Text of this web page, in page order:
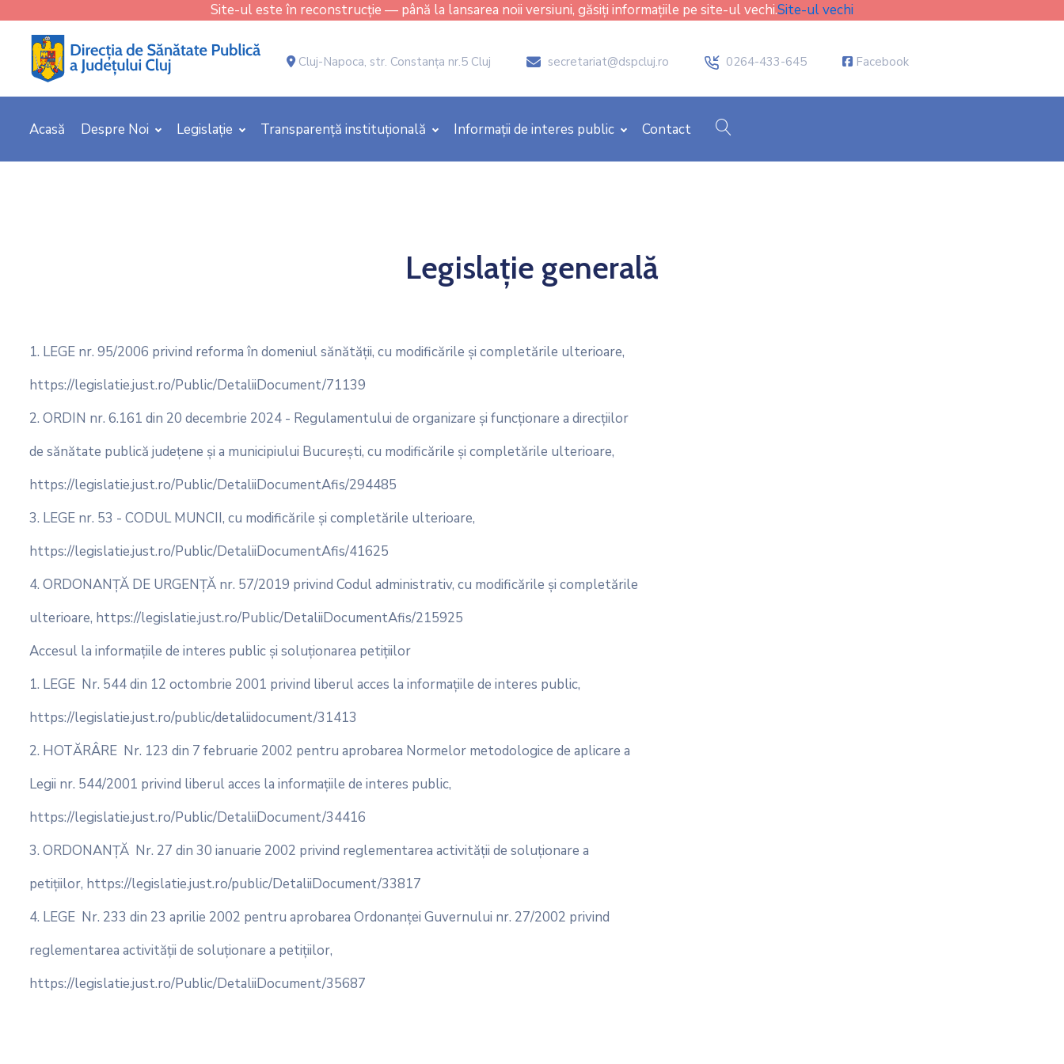
Site-ul este în reconstrucție — până la lansarea noii versiuni, găsiți informațiile pe site-ul vechi.Site-ul vechi
Cluj-Napoca, str. Constanţa nr.5 Cluj icon
secretariat@dspcluj.ro icon
0264-433-645 Facebook
Acasă Despre Noi Legislație Transparență instituțională Informații de interes public Contact
Legislație generală
1. LEGE nr. 95/2006 privind reforma în domeniul sănătăţii, cu modificările şi completările ulterioare,
https://legislatie.just.ro/Public/DetaliiDocument/71139
2. ORDIN nr. 6.161 din 20 decembrie 2024 - Regulamentului de organizare și funcționare a direcțiilor
de sănătate publică județene și a municipiului București, cu modificările și completările ulterioare,
https://legislatie.just.ro/Public/DetaliiDocumentAfis/294485
3. LEGE nr. 53 - CODUL MUNCII, cu modificările și completările ulterioare,
https://legislatie.just.ro/Public/DetaliiDocumentAfis/41625
4. ORDONANȚĂ DE URGENȚĂ nr. 57/2019 privind Codul administrativ, cu modificările și completările
ulterioare, https://legislatie.just.ro/Public/DetaliiDocumentAfis/215925
Accesul la informaţiile de interes public și soluţionarea petiţiilor
1. LEGE Nr. 544 din 12 octombrie 2001 privind liberul acces la informaţiile de interes public,
https://legislatie.just.ro/public/detaliidocument/31413
2. HOTĂRÂRE Nr. 123 din 7 februarie 2002 pentru aprobarea Normelor metodologice de aplicare a
Legii nr. 544/2001 privind liberul acces la informaţiile de interes public,
https://legislatie.just.ro/Public/DetaliiDocument/34416
3. ORDONANŢĂ Nr. 27 din 30 ianuarie 2002 privind reglementarea activităţii de soluţionare a
petiţiilor, https://legislatie.just.ro/public/DetaliiDocument/33817
4. LEGE Nr. 233 din 23 aprilie 2002 pentru aprobarea Ordonanţei Guvernului nr. 27/2002 privind
reglementarea activităţii de soluţionare a petiţiilor,
https://legislatie.just.ro/Public/DetaliiDocument/35687